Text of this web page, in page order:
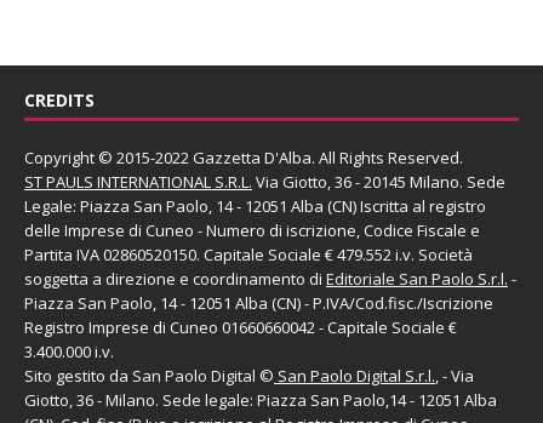
CREDITS
Copyright © 2015-2022 Gazzetta D'Alba. All Rights Reserved.
ST PAULS INTERNATIONAL S.R.L. Via Giotto, 36 - 20145 Milano. Sede
Legale: Piazza San Paolo, 14 - 12051 Alba (CN) Iscritta al registro
delle Imprese di Cuneo - Numero di iscrizione, Codice Fiscale e
Partita IVA 02860520150. Capitale Sociale € 479.552 i.v. Società
soggetta a direzione e coordinamento di Editoriale San Paolo S.r.l. -
Piazza San Paolo, 14 - 12051 Alba (CN) - P.IVA/Cod.fisc./Iscrizione
Registro Imprese di Cuneo 01660660042 - Capitale Sociale €
3.400.000 i.v.
Sito gestito da San Paolo Digital © San Paolo Digital S.r.l., - Via
Giotto, 36 - Milano. Sede legale: Piazza San Paolo,14 - 12051 Alba